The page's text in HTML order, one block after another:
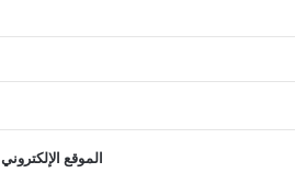
الموقع الإلكتروني